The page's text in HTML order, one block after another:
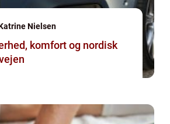
Nielsen
komfort og nordisk